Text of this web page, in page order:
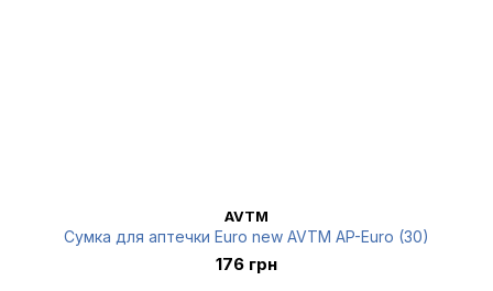
AVTM
Сумка для аптечки Euro new AVTM AP-Euro (30)
176 грн